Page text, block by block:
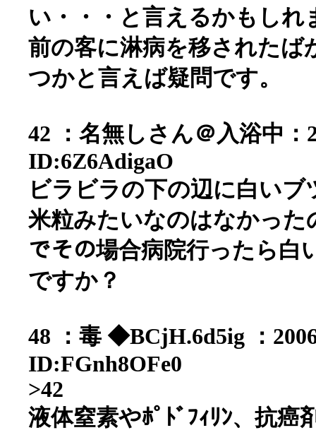
い・・・と言えるかもしれ
前の客に淋病を移されたば
つかと言えば疑問です。
42 ：名無しさん＠入浴中：
ID:6Z6AdigaO
ビラビラの下の辺に白い
米粒みたいなのはなかった
でその場合病院行ったら白
ですか？
48 ：毒 ◆BCjH.6d5ig ：
ID:FGnh8OFe0
>42
液体窒素やﾎﾟﾄﾞﾌｨﾘﾝ、抗